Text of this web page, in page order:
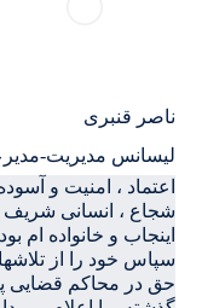
ناصر قنبری
لیسانس مدیریت-
اعتماد ، امنیت و
شجاع ، انسانی شریف و
اینجاب و خانواده ام
سپاس خود را از
حق در محاکم قضایی